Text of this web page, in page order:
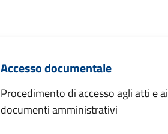
Accesso documentale
Procedimento di accesso agli atti e ai
documenti amministrativi